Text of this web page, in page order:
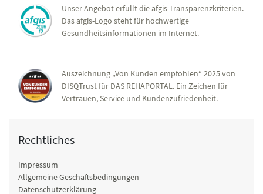
Unser Angebot erfüllt die afgis-Transparenzkriterien.
Das afgis-Logo steht für hochwertige
Gesundheitsinformationen im Internet.
Auszeichnung „Von Kunden empfohlen“ 2025 von
DISQTrust für DAS REHAPORTAL. Ein Zeichen für
Vertrauen, Service und Kundenzufriedenheit.
Rechtliches
Impressum
Allgemeine Geschäftsbedingungen
Datenschutzerklärung